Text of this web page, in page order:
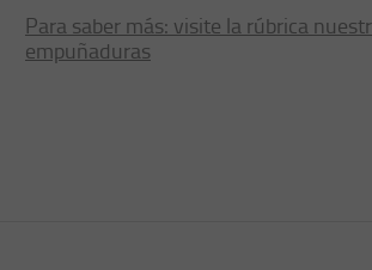
Para saber más: visite la rúbrica
empuñaduras